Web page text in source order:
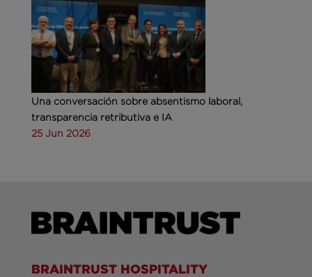
Una conversación sobre absentismo laboral,
transparencia retributiva e IA
25 Jun 2026
BRAINTRUST HOSPITALITY